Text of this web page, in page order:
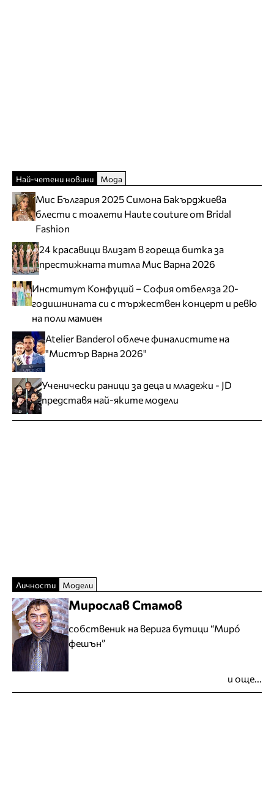
Най-четени новини Мода
Мис България 2025 Симона Бакърджиева
блести с тоалети Haute couture от Bridal
Fashion
24 красавици влизат в гореща битка за
престижната титла Мис Варна 2026
Институт Конфуций – София отбеляза 20-
годишнината си с тържествен концерт и ревю
на поли мамиен
Atelier Banderol облече финалистите на
"Мистър Варна 2026"
Ученически раници за деца и младежи - JD
представя най-яките модели
Личности Модели
Мирослав Стамов
собственик на верига бутици “Мирó
фешън”
и още...